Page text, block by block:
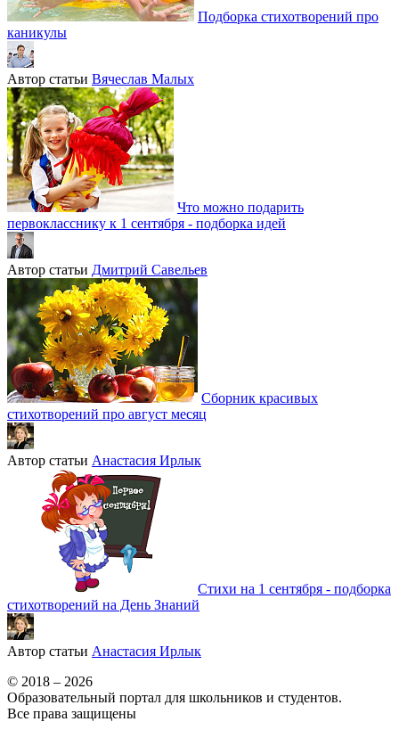
Подборка стихотворений про
каникулы
Автор статьи Вячеслав Малых
Что можно подарить
первокласснику к 1 сентября - подборка идей
Автор статьи Дмитрий Савельев
Сборник красивых
стихотворений про август месяц
Автор статьи Анастасия Ирлык
Стихи на 1 сентября - подборка
стихотворений на День Знаний
Автор статьи Анастасия Ирлык
© 2018 – 2026
Образовательный портал для школьников и студентов.
Все права защищены